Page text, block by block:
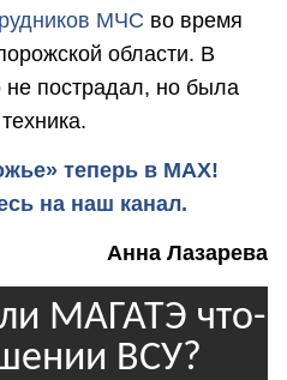
МЧС во время
области. В
не пострадал, но была
теперь в MAX!
на наш канал.
Анна Лазарева